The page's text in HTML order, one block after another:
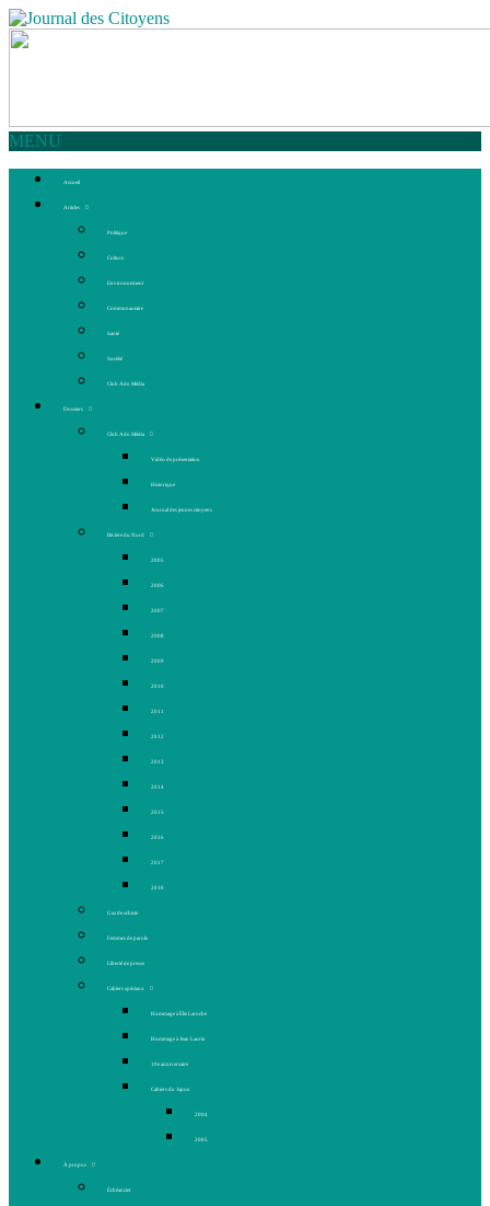
MENU
Accueil
Articles
Politique
Culture
Environnement
Communautaire
Santé
Société
Club Ado Média
Dossiers
Club Ado Média
Vidéo de présentation
Historique
Journal des jeunes citoyens
Rivière du Nord
2005
2006
2007
2008
2009
2010
2011
2012
2013
2014
2015
2016
2017
2018
Gaz de schiste
Femmes de parole
Liberté de presse
Cahiers spéciaux
Hommage à Élie Laroche
Hommage à Jean Laurin
10e anniversaire
Cahiers du Japon
2004
2005
À propos
Échéancier